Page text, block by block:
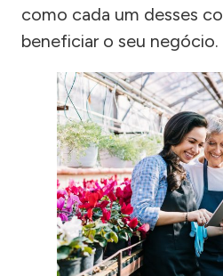
como cada um desses
beneficiar o seu negócio.